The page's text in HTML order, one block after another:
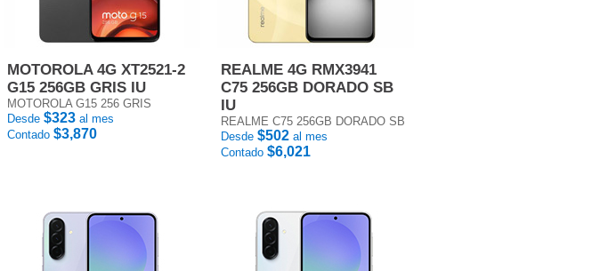
MOTOROLA 4G XT2521-2
G15 256GB GRIS IU
MOTOROLA G15 256 GRIS
Desde $323 al mes
Contado $3,870
REALME 4G RMX3941
C75 256GB DORADO SB
IU
REALME C75 256GB DORADO SB
Desde $502 al mes
Contado $6,021